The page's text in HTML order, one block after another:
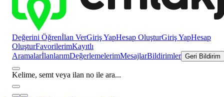
Değerini Öğrenİlan VerGiriş YapHesap OluşturGiriş YapHesap
OluşturFavorilerimKayıtlı
AramalarİlanlarımDeğerlemelerimMesajlarBildirimler Geri Bildirim
Kelime, semt veya ilan no ile ara...